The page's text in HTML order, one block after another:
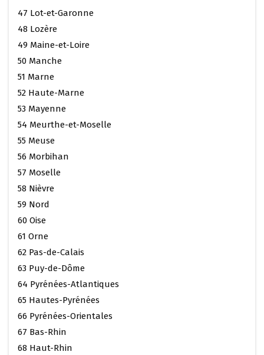
47 Lot-et-Garonne
48 Lozère
49 Maine-et-Loire
50 Manche
51 Marne
52 Haute-Marne
53 Mayenne
54 Meurthe-et-Moselle
55 Meuse
56 Morbihan
57 Moselle
58 Nièvre
59 Nord
60 Oise
61 Orne
62 Pas-de-Calais
63 Puy-de-Dôme
64 Pyrénées-Atlantiques
65 Hautes-Pyrénées
66 Pyrénées-Orientales
67 Bas-Rhin
68 Haut-Rhin